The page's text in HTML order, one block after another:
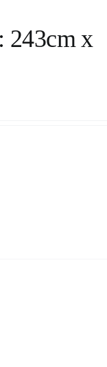
243cm x